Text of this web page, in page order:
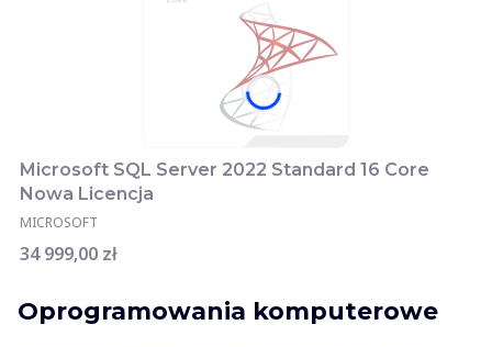
Microsoft SQL Server 2022 Standard 16 Core
Nowa Licencja
MICROSOFT
Cena
34 999,00 zł
Oprogramowania komputerowe